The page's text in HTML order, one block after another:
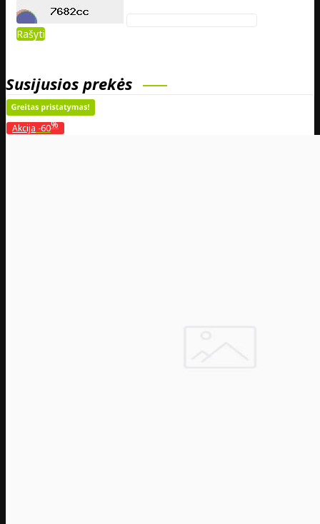
Rašyti
Susijusios prekės
Akcija -60%